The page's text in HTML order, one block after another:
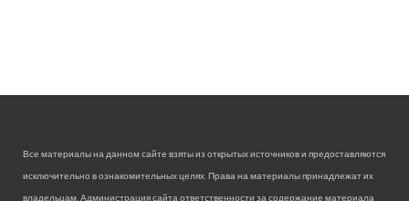
Все материалы на данном сайте взяты из открытых источников и предоставляются
исключительно в ознакомительных целях. Права на материалы принадлежат их
владельцам. Администрация сайта ответственности за содержание материала